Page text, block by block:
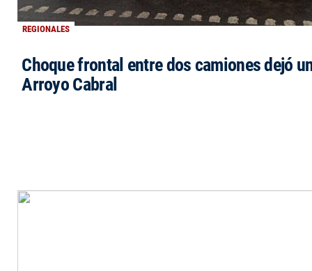
REGIONALES
Choque frontal entre dos camiones dejó
Arroyo Cabral